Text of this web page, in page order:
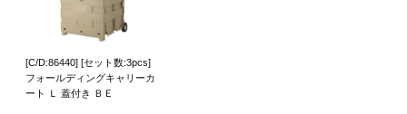
[C/D:86440] [セット数:3pcs]
フォールディングキャリーカ
ート Ｌ 蓋付き ＢＥ